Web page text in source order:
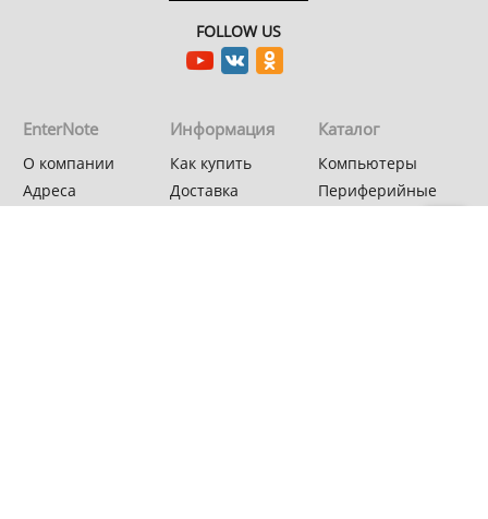
FOLLOW US
EnterNote
О компании
Адреса
магазинов
Информация
Как купить
Доставка
Каталог
Компьютеры
Периферийные
устройства